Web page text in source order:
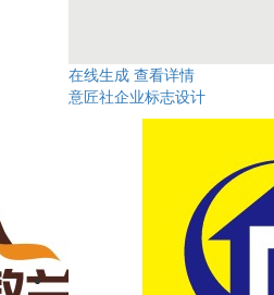
在线生成 查看详情
意匠社企业标志设计